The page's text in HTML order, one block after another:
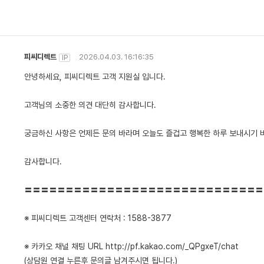
피씨디렉트 IP 2026.04.03. 16:16:35
안녕하세요, 피씨디렉트 고객 지원실 입니다.
고객님의 소중한 의견 대단히 감사합니다.
궁금하신 사항은 언제든 문의 바라며 오늘도 즐겁고 행복한 하루 보내시기
감사합니다.
〓〓〓〓〓〓〓〓〓〓〓〓〓〓〓〓〓〓〓〓〓〓〓〓〓〓〓〓
※ 피씨디렉트 고객센터 연락처 : 1588-3877
※ 카카오 채널 채팅 URL http://pf.kakao.com/_QPgxeT/chat
(상담원 연결 누른후 문의글 남겨주시면 됩니다.)